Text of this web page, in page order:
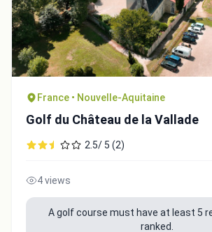
France • Nouvelle-Aquitaine
Golf du Château de la Vallade
2.5/ 5 (2)
4 views
A golf course must have at least 5
ranked.